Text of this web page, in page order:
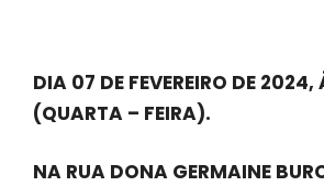
DIA 07 DE FEVEREIRO DE
(QUARTA – FEIRA).
NA RUA DONA GERMAINE